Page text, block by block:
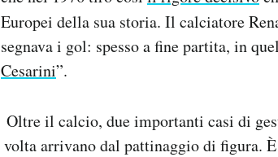
Europei della sua storia. Il calciatore
segnava i gol: spesso a fine partita, in
Cesarini”.
Oltre il calcio, due importanti casi di
volta arrivano dal pattinaggio di figura.